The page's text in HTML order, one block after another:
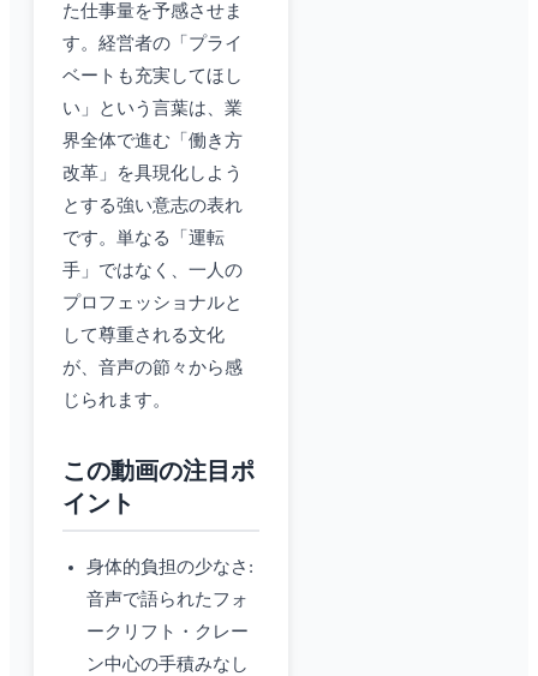
た仕事量を予感させま
す。経営者の「プライ
ベートも充実してほし
い」という言葉は、業
界全体で進む「働き方
改革」を具現化しよう
とする強い意志の表れ
です。単なる「運転
手」ではなく、一人の
プロフェッショナルと
して尊重される文化
が、音声の節々から感
じられます。
この動画の注目ポ
イント
身体的負担の少なさ:
音声で語られたフォ
ークリフト・クレー
ン中心の手積みなし